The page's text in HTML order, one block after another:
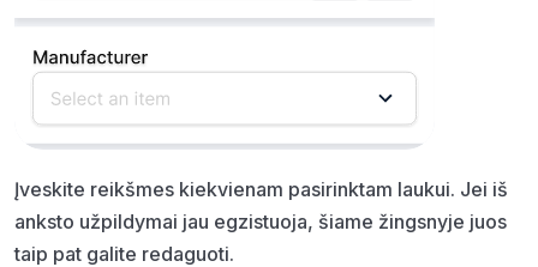
Įveskite reikšmes kiekvienam pasirinktam laukui. Jei iš
anksto užpildymai jau egzistuoja, šiame žingsnyje juos
taip pat galite redaguoti.